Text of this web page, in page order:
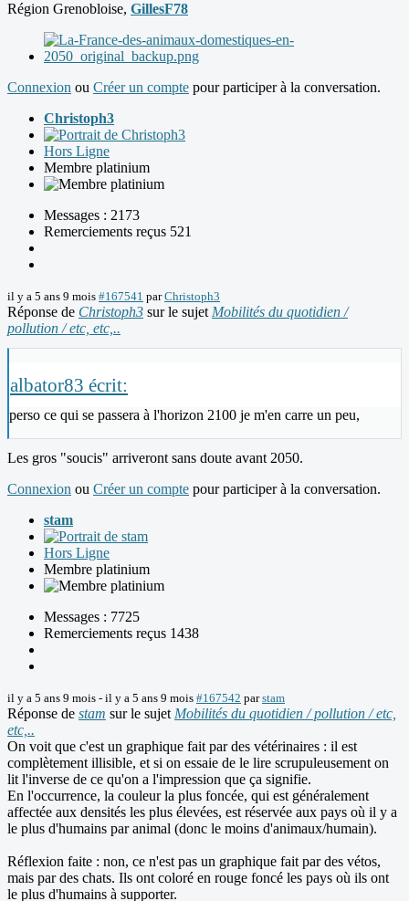
Région Grenobloise, GillesF78
Connexion ou Créer un compte pour participer à la conversation.
Christoph3
Hors Ligne
Membre platinium
Messages : 2173
Remerciements reçus 521
il y a 5 ans 9 mois #167541 parChristoph3
Réponse de Christoph3 sur le sujet Mobilités du quotidien /
pollution / etc, etc,..
albator83 écrit:
perso ce qui se passera à l'horizon 2100 je m'en carre un peu,
Les gros "soucis" arriveront sans doute avant 2050.
Connexion ou Créer un compte pour participer à la conversation.
stam
Hors Ligne
Membre platinium
Messages : 7725
Remerciements reçus 1438
il y a 5 ans 9 mois - il y a 5 ans 9 mois #167542 parstam
Réponse de stam sur le sujet Mobilités du quotidien / pollution / etc,
etc,..
On voit que c'est un graphique fait par des vétérinaires : il est
complètement illisible, et si on essaie de le lire scrupuleusement on
lit l'inverse de ce qu'on a l'impression que ça signifie.
En l'occurrence, la couleur la plus foncée, qui est généralement
affectée aux densités les plus élevées, est réservée aux pays où il y a
le plus d'humains par animal (donc le moins d'animaux/humain).
Réflexion faite : non, ce n'est pas un graphique fait par des vétos,
mais par des chats. Ils ont coloré en rouge foncé les pays où ils ont
le plus d'humains à supporter.